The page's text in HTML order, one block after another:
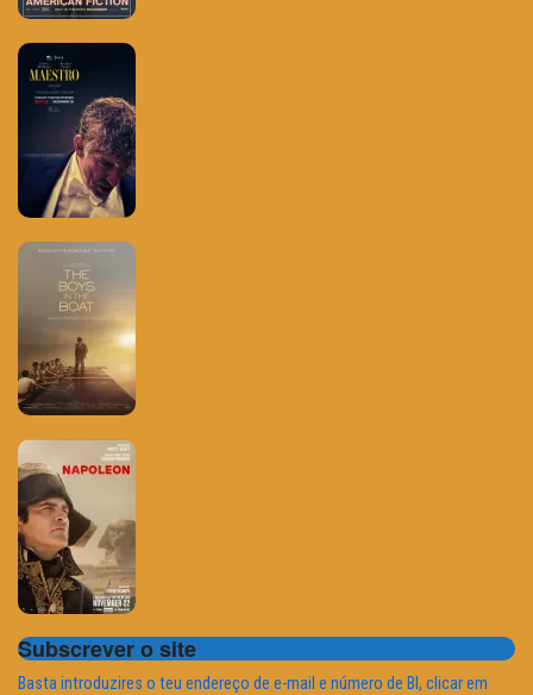
Subscrever o site
Basta introduzires o teu endereço de e-mail e número de BI, clicar em